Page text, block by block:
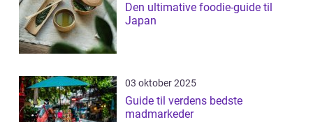
Den ultimative foodie-guide til
Japan
03 oktober 2025
Guide til verdens bedste
madmarkeder